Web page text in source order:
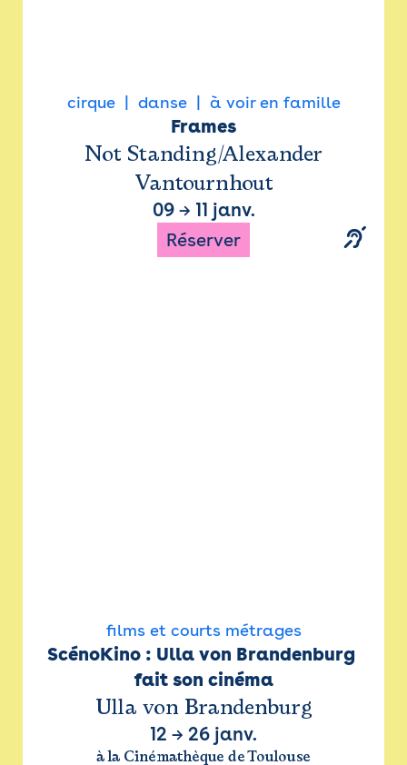
cirque danse à voir en famille
Frames
Not Standing/Alexander
Vantournhout
09→ 11 janv.
Réserver
films et courts métrages
ScénoKino : Ulla von Brandenburg
fait son cinéma
Ulla von Brandenburg
12 → 26 janv.
à la Cinémathèque de Toulouse